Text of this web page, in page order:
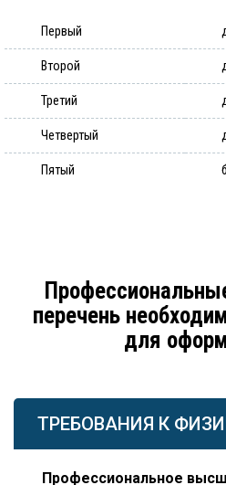
Первый
Второй
Третий
Четвертый
Пятый
перечень
для
ТРЕБОВАНИЯ К
Профессиональное